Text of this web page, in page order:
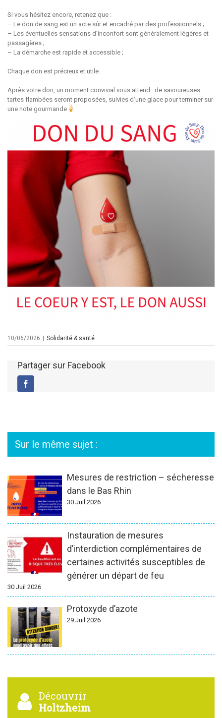
Si vous hésitez encore, retenez que :
– Le don de sang est un acte sûr et encadré par des professionnels ;
– Les éventuelles sensations d’inconfort sont généralement légères et
passagères ;
– La démarche est rapide et accessible ;
Chaque don est précieux et utile.
Après votre don, un moment convivial vous attend : de savoureuses
tartes flambées seront proposées, suivies d’une glace pour terminer sur
une note gourmande
10/06/2026 Solidarité & santé
Partager sur Facebook
Sur le même sujet :
Mesures de restriction – sécheresse
dans le Bas Rhin
30 Juil 2026
Instauration de mesures
d’interdiction complémentaires de
certaines activités susceptibles de
générer un départ de feu
30 Juil 2026
Protoxyde d’azote
29 Juil 2026
Découvrir
Holtzheim